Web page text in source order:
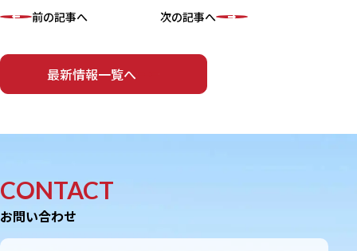
前の記事へ
最新情報一覧へ
次の記事へ
CONTACT
お問い合わせ